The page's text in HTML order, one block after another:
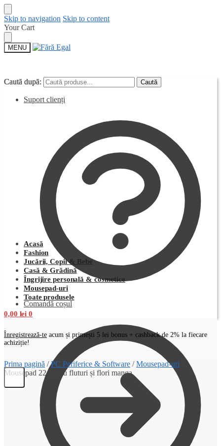
Skip to navigation Skip to content
Your Cart
MENU
Caută după: Caută
Suport clienți
Comandă coșul
Caută după: Caută
Acasă
Fashion
Jucării, Copii & Bebe
Casă & Grădină
Îngrijire personală & cosmetice
Mousepad-uri
Toate produsele
0,00 lei 0
Înregistrează-te acum și primești 5 lei bonus + cashback de 2% la fiecare
achiziție!
Prima pagină /PC Periferice & Software /Mousepad-uri
Mousepad 22 cm cu fluturi și flori manga